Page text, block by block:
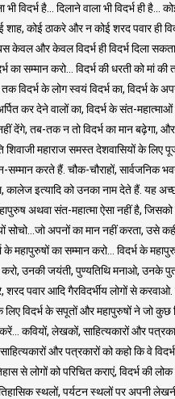
भी विदर्भ है… दिलाने वाला भी विदर्भ ही है…
कोई ठाकरे और न कोई शरद पवार ही
बस केवल और केवल विदर्भ ही विदर्भ दिला
का सम्मान करो… विदर्भ की धरती को मां की
विदर्भ के लोग स्वयं विदर्भ का, विदर्भ के
कर देने वालों का, विदर्भ के संत-
देंगे, तब-तक न तो विदर्भ का मान बढ़ेगा,
शिवाजी महाराज समस्त देशवासियों के लिए
सम्मान करते हैं. चौक-चौराहों, सार्वजनिक
इत्यादि को उनका नाम देते हैं. यह
अथवा संत-महात्मा ऐसा नहीं है,
सोचो…जो अपनों का मान नहीं करता, उसे
के महापुरुषों का सम्मान करो… विदर्भ के
करो, उनकी जयंती, पुण्यतिथि मनाओ, उनके
शरद पवार आदि गैरविदर्भीय लोगों से करवाओ.
लिए विदर्भ के सपूतों और महापुरुषों ने जो
कवियों, लेखकों, साहित्यकारों और
और पत्रकारों को कहो कि वे विदर्भ
से लोगों को परिचित कराएं, विदर्भ की
स्थलों, पर्यटन स्थलों पर अपनी